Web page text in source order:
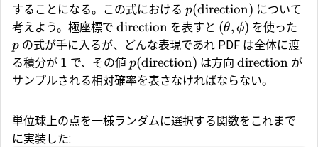
することになる。この式における p(direction) について
考えよう。極座標で direction を表すと (θ, ϕ) を使った
p の式が手に入るが、どんな表現であれ PDF は全体に渡
る積分が 1 で、その値 p(direction) は方向 direction が
サンプルされる相対確率を表さなければならない。
単位球上の点を一様ランダムに選択する関数をこれまで
に実装した: